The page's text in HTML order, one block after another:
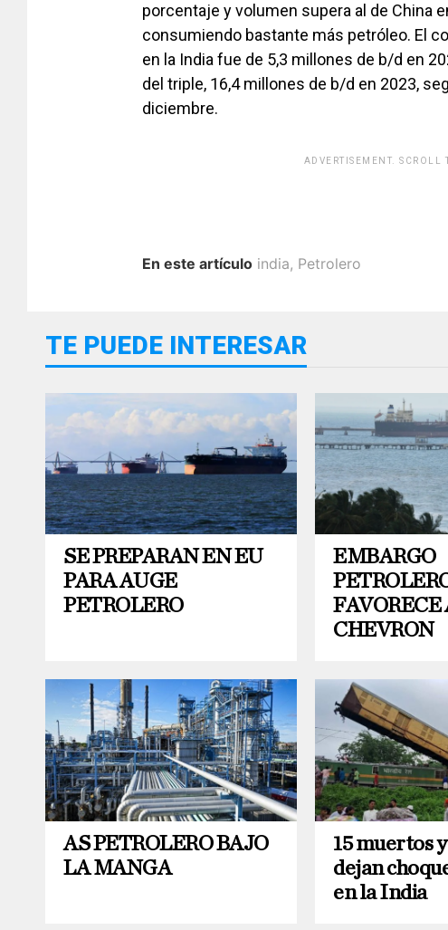
porcentaje y volumen supera al de China
consumiendo bastante más petróleo. El
en la India fue de 5,3 millones de b/d en
del triple, 16,4 millones de b/d en 2023,
diciembre.
ADVERTISEMENT.
En este artículo india, Petrolero
TE PUEDE INTERESAR
SE PREPARAN EN EU
PARA AUGE
PETROLERO
EMBARGO
FAVORECE
CHEVRON
AS PETROLERO BAJO
LA MANGA
15 muertos
dejan
en la India